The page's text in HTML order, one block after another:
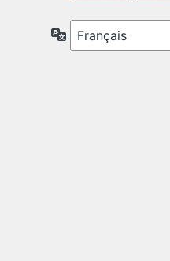
Langue